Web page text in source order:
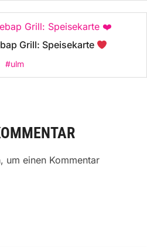
Grill: Speisekarte
#ulm
um einen Kommentar